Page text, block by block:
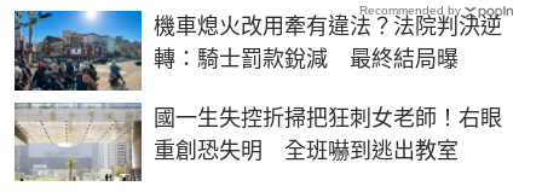
機車熄火改用牽有違法？法院判決逆
轉：騎士罰款銳減 最終結局曝
國一生失控折掃把狂刺女老師！右眼
重創恐失明 全班嚇到逃出教室
Recommended by